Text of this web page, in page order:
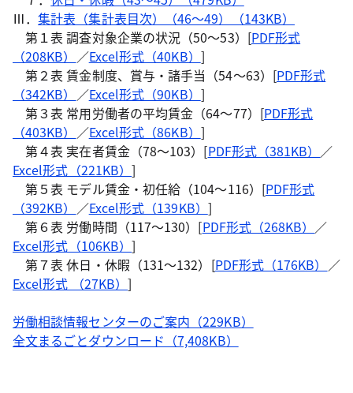
Ⅲ．集計表（集計表目次）（46～49）（143KB）
第１表 調査対象企業の状況（50～53）[PDF形式
（208KB） ／Excel形式（40KB） ]
第２表 賃金制度、賞与・諸手当（54～63）[PDF形式
（342KB） ／Excel形式（90KB） ]
第３表 常用労働者の平均賃金（64～77）[PDF形式
（403KB） ／Excel形式（86KB） ]
第４表 実在者賃金（78～103）[PDF形式（381KB） ／
Excel形式（221KB）]
第５表 モデル賃金・初任給（104～116）[PDF形式
（392KB） ／Excel形式（139KB） ]
第６表 労働時間（117～130）[PDF形式（268KB） ／
Excel形式（106KB）]
第７表 休日・休暇（131～132）[PDF形式（176KB） ／
Excel形式 （27KB）]
労働相談情報センターのご案内（229KB）
全文まるごとダウンロード（7,408KB）